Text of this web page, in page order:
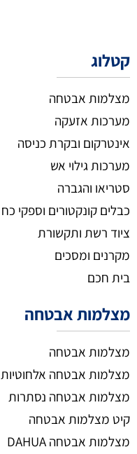
קטלוג
מצלמות אבטחה
מערכות אזעקה
אינטרקום ובקרת כניסה
מערכות גילוי אש
סטריאו והגברה
כבלים קונקטורים וספקי כח
ציוד רשת ותקשורת
מקרנים ומסכים
בית חכם
מצלמות אבטחה
מצלמות אבטחה
מצלמות אבטחה אלחוטיות
מצלמות אבטחה נסתרות
קיט מצלמות אבטחה
מצלמות אבטחה DAHUA